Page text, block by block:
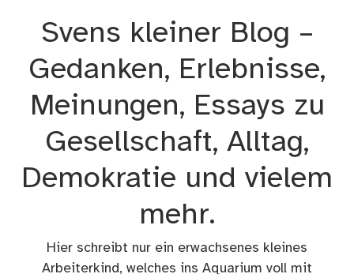
Svens kleiner Blog –
Gedanken, Erlebnisse,
Meinungen, Essays zu
Gesellschaft, Alltag,
Demokratie und vielem
mehr.
Hier schreibt nur ein erwachsenes kleines
Arbeiterkind, welches ins Aquarium voll mit